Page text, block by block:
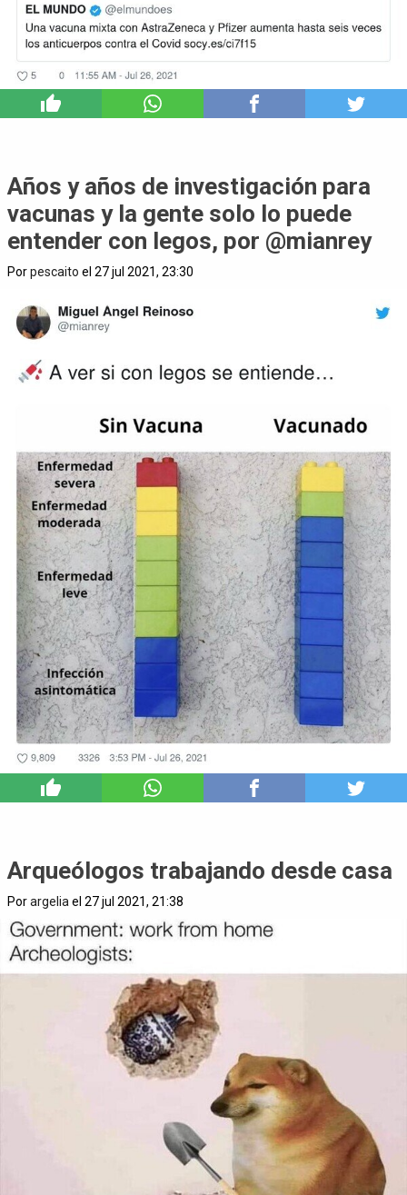
Años y años de investigación para
vacunas y la gente solo lo puede
entender con legos, por @mianrey
Porpescaito el 27 jul 2021, 23:30
Arqueólogos trabajando desde casa
Porargelia el 27 jul 2021, 21:38